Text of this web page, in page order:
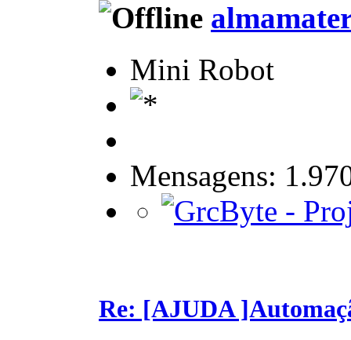
Mini Robot
Mensagens:
Re: [AJUDA